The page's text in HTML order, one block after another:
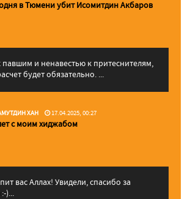
в Тюмени убит Исомитдин Акбаров
и ненавестью к притеснителям,
будет обязательно. ...
ХАН 17.04.2025, 00:27
с моим хиджабом
вас Аллаx! Увидели, спасибо за
)...